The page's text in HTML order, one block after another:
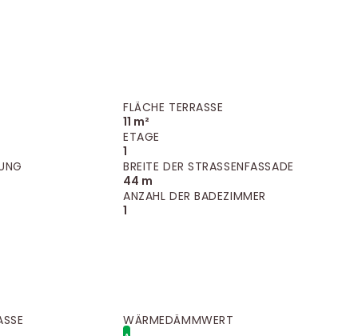
FLÄCHE TERRASSE
11 m²
ETAGE
1
BREITE DER STRASSENFASSADE
44 m
ANZAHL DER BADEZIMMER
1
WÄRMEDÄMMWERT